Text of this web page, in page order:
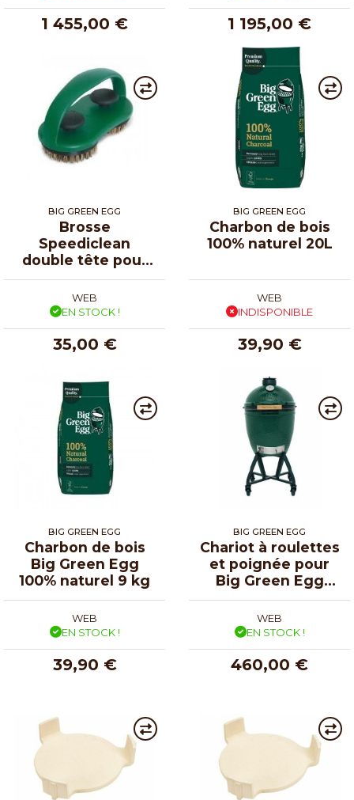
1 455,00 € 1 195,00 €
BIG GREEN EGG
Brosse
Speediclean
double tête pour
Big Green Egg
WEB
EN STOCK !
35,00 €
BIG GREEN EGG
Charbon de bois
100% naturel 20L
WEB
INDISPONIBLE
39,90 €
BIG GREEN EGG
Charbon de bois
Big Green Egg
100% naturel 9 kg
WEB
EN STOCK !
39,90 €
BIG GREEN EGG
Chariot à roulettes
et poignée pour
Big Green Egg
Large
WEB
EN STOCK !
460,00 €